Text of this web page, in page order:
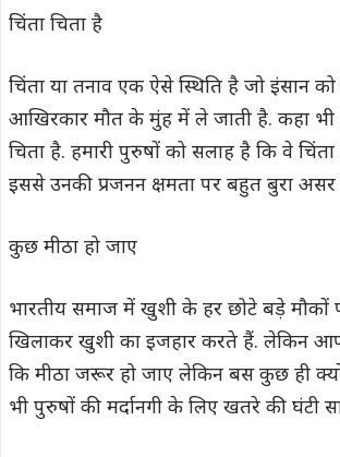
चिंता चिता है
चिंता या तनाव एक ऐसे स्थिति है जो इंसान
आखिरकार मौत के मुंह में ले जाती है. कहा भी
चिता है. हमारी पुरुषों को सलाह है कि वे
इससे उनकी प्रजनन क्षमता पर बहुत बुरा असर
कुछ मीठा हो जाए
भारतीय समाज में खुशी के हर छोटे बड़े मौकों
खिलाकर खुशी का इजहार करते हैं. लेकिन
कि मीठा जरूर हो जाए लेकिन बस कुछ ही
भी पुरुषों की मर्दानगी के लिए खतरे की घंटी